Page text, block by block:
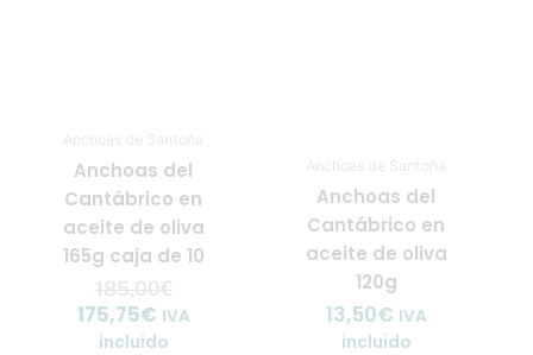
Anchoas de Santoña
Anchoas del
Cantábrico en
aceite de oliva
165g caja de 10
185,00€
175,75€ IVA
incluido
Anchoas de Santoña
Anchoas del
Cantábrico en
aceite de oliva
120g
13,50€ IVA
incluido